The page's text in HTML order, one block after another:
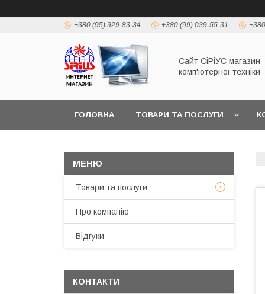
+380 (95) 929-83-34 +380 (99) 039-55-31
Сайт СiРiУС магазин
комп'ютерної техніки
ГОЛОВНА ТОВАРИ ТА ПОСЛУГИ
Товари та послуги
Про компанію
Відгуки
КОНТАКТИ